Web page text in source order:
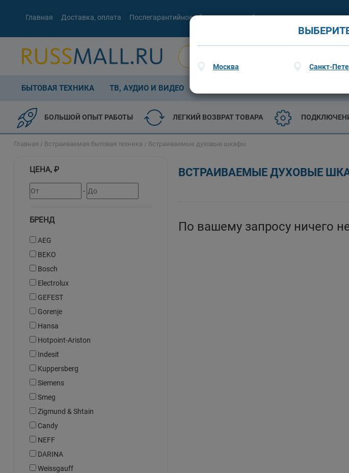
Главная Доставка, оплата Послегарантийное обслуживание О гарантии
Москва Санкт-
БЫТОВАЯ ТЕХНИКА ТВ, АУДИО И ВИДЕО
БОЛЬШОЙ ОПЫТ РАБОТЫ ЛЕГКИЙ ВОЗВРАТ ТОВАРА
Главная / Встраиваемая бытовая техника / Встраиваемые духовые шкафы
ЦЕНА, ₽
-
БРЕНД
AEG
BEKO
Bosch
Electrolux
GEFEST
Gorenje
Hansa
Hotpoint-Ariston
Indesit
Kuppersberg
Siemens
Smeg
Zigmund & Shtain
Candy
NEFF
DARINA
Weissgauff
ВСТРАИВАЕМЫЕ ДУХОВЫЕ
По вашему запросу ничего